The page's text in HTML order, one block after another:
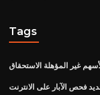
Tags
غير المؤهلة الاستحقاق